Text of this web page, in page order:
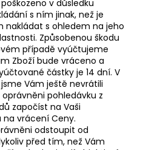
v důsledku
s ním jinak, než je
nakládat s ohledem na jeho
Způsobenou škodu
případě vyúčtujeme
Zboží bude vráceno a
částky je 14 dní. V
Vám ještě nevrátili
pohledávku z
započíst na Vaši
na vrácení Ceny.
odstoupit od
před tím, než Vám